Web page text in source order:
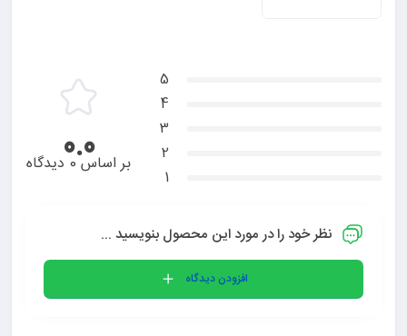
5
4
3
2
1
0.0بر اساس 0 دیدگاه
نظر خود را در مورد این محصول بنویسید ...
افزودن دیدگاه